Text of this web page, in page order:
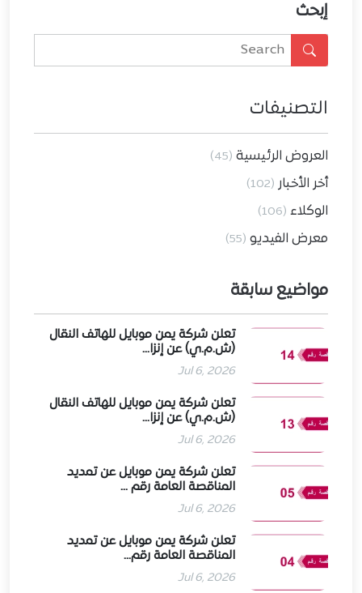
إبحث
التصنيفات
العروض الرئيسية (45)
أخر الأخبار (102)
الوكلاء (106)
معرض الفيديو (55)
مواضيع سابقة
تعلن شركة يمن موبايل للهاتف النقال
(ش.م.ي) عن إنزا...
Jul 6, 2026
تعلن شركة يمن موبايل للهاتف النقال
(ش.م.ي) عن إنزا...
Jul 6, 2026
تعلن شركة يمن موبايل عن تمديد
المناقصة العامة رقم ...
Jul 6, 2026
تعلن شركة يمن موبايل عن تمديد
المناقصة العامة رقم...
Jul 6, 2026